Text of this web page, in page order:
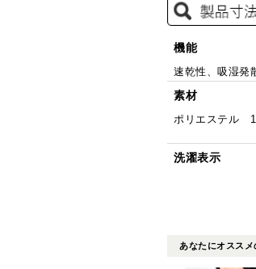
機能
速乾性、吸湿発
素材
ポリエステル
洗濯表示
あなたにオススメ